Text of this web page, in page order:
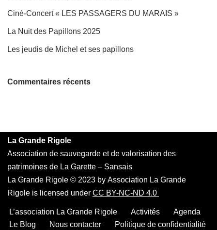
Ciné-Concert « LES PASSAGERS DU MARAIS »
La Nuit des Papillons 2025
Les jeudis de Michel et ses papillons
Commentaires récents
La Grande Rigole
Association de sauvegarde et de valorisation des
patrimoines de La Garette – Sansais
La Grande Rigole © 2023 by Association La Grande
Rigole is licensed under CC BY-NC-ND 4.0
L’association La Grande Rigole Activités
Agenda
Le Blog
Nous contacter Politique de confidentialité